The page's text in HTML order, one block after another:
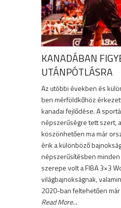
KANADÁBAN
UTÁNPÓTLÁSRA
Az utóbbi években és
ben mérföldkőhöz
kanadai fejlődése. A
népszerűségre tett szert,
köszönhetően ma már
érik a különböző
népszerűsítésben
szerepe volt a FIBA 3×3
világbajnokságnak,
2020-ban feltehetően
Read More...